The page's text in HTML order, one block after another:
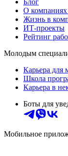
О
Жизнь в
ИТ-проекты
Рейтинг
Молодым
Карьера для
Школа
Карьера в
Боты для
Мобильное